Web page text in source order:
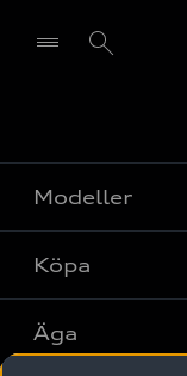
Modeller
Alla modeller
Elbilar
Köpa
Privaterbjudanden
Äga